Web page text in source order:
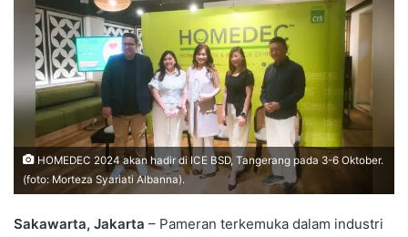
HOMEDEC 2024 akan hadir di ICE BSD, Tangerang pada 3-6 Oktober.
(foto: Morteza Syariati Albanna).
Sakawarta, Jakarta – Pameran terkemuka dalam industri